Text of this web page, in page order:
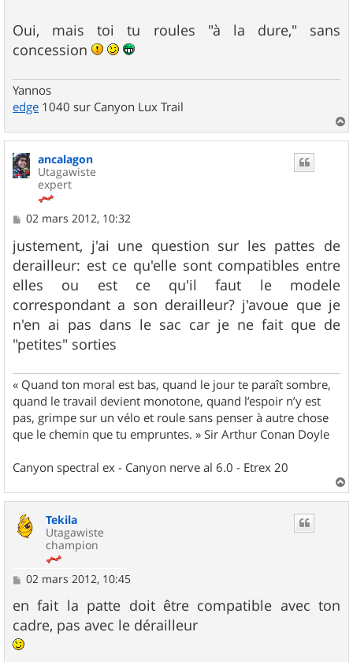
Oui, mais toi tu roules "à la dure," sans
concession
Yannos
edge 1040 sur Canyon Lux Trail
a
ancalagon
Utagawiste
expert
M
s
s
a
g
e
02 mars 2012, 10:32
justement, j'ai une question sur les pattes de
derailleur: est ce qu'elle sont compatibles entre
elles ou est ce qu'il faut le modele
correspondant a son derailleur? j'avoue que je
n'en ai pas dans le sac car je ne fait que de
"petites" sorties
« Quand ton moral est bas, quand le jour te paraît sombre,
quand le travail devient monotone, quand l’espoir n’y est
pas, grimpe sur un vélo et roule sans penser à autre chose
que le chemin que tu empruntes. » Sir Arthur Conan Doyle
Canyon spectral ex - Canyon nerve al 6.0 - Etrex 20
a
Tekila
Utagawiste
champion
M
s
s
a
g
e
02 mars 2012, 10:45
en fait la patte doit être compatible avec ton
cadre, pas avec le dérailleur